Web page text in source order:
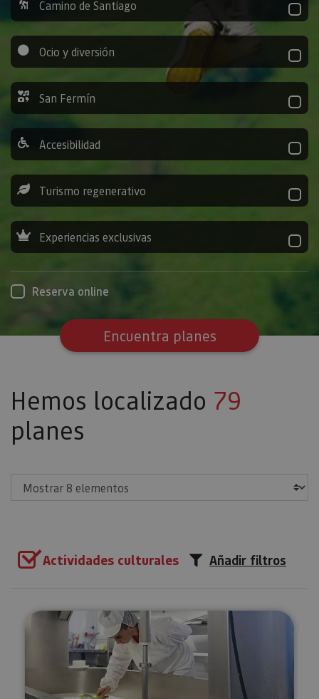
Camino de Santiago
Ocio y diversión
San Fermín
Accesibilidad
Turismo regenerativo
Experiencias exclusivas
Reserva online
Encuentra planes
Hemos localizado 79
planes
Actividades culturales Añadir filtros
Visita guiada a la Quesería